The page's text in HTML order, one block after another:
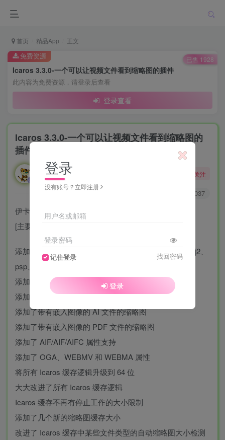
首页 精品App 正文
Icaros 3.3.0-一个可以让视频文件看到缩略图的插件
此内容为免费资源，请登录后查看
登录查看
免费资源 已售 1928
Icaros 3.3.0-一个可以让视频文件看到缩略图的
插件
勇敢的大野狼
酒醒只在花前坐，酒醉还来花下眠。
关注
3037
伊卡洛斯 v.3.3.0
[主要变化]
添加了对 MP4 属性的支持（包括.mov、3gp、3g2、mj2、
psp、m4b、ism、ismv、f4v、m4a isma）
添加了对 AVIF 缩略图的支持
添加了对 TGA 缩略图的支持
添加了带有嵌入图像的 AI 文件的缩略图
添加了带有嵌入图像的 PDF 文件的缩略图
添加了 AIF/AIF/AIFC 属性支持
添加了 OGA、WEBMV 和 WEBMA 属性
将所有 Icaros 缓存逻辑升级到 64 位
大大改进了所有 Icaros 缓存逻辑
Icaros 缓存不再有停止工作的大小限制
添加了几个新的缩略图缓存大小
改进了 Icaros 缓存中某些文件类型的自动缩略图大小检测
登录
没有账号？立即注册
用户名或邮箱
登录密码
记住登录 找回密码
登录